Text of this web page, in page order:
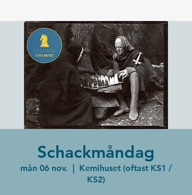
Schackmåndag
mån 06 nov.
  |
Kemihuset (oftast KS1 /
KS2)